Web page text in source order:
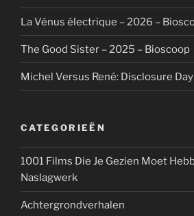
La Vénus électrique – 2026 –
The Good Sister – 2025 – Bioscoop
Michel Versus René: Disclosure
CATEGORIEËN
1001 Films Die Je Gezien Moet
Naslagwerk
Achtergrondverhalen